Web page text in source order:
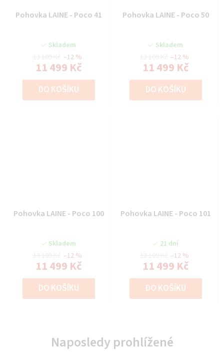
Pohovka LAINE - Poco 41
Skladem
11 499 Kč
–12 %
DO KOŠÍKU
Pohovka LAINE - Poco 50
Skladem
11 499 Kč
–12 %
DO KOŠÍKU
Pohovka LAINE - Poco 100
Skladem
11 499 Kč
–12 %
DO KOŠÍKU
Pohovka LAINE - Poco 101
21 dní
11 499 Kč
–12 %
DO KOŠÍKU
Naposledy prohlížené